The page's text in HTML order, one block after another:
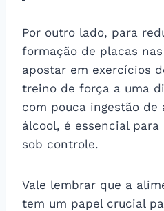
Por outro lado, para
formação de placas
apostar em exercícios
treino de força a uma
com pouca ingestão de
álcool, é essencial
sob controle.
Vale lembrar que a
tem um papel crucial